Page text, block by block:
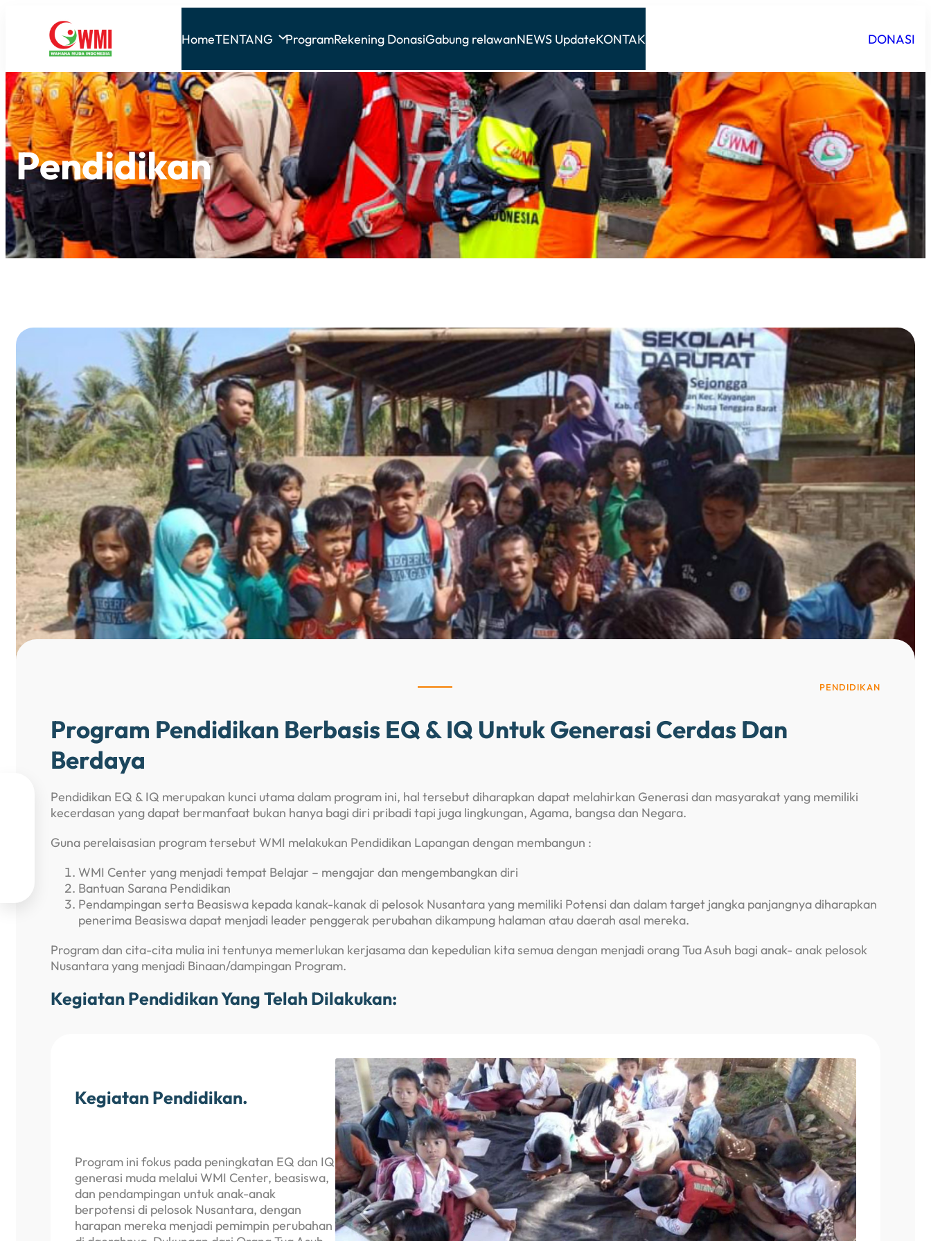
HomeTENTANG ProgramRekening DonasiGabung relawanNEWS UpdateKONTAK DONASI
Pendidikan
PENDIDIKAN
Program Pendidikan Berbasis EQ & IQ Untuk Generasi Cerdas Dan
Berdaya
Pendidikan EQ & IQ merupakan kunci utama dalam program ini, hal tersebut diharapkan dapat melahirkan Generasi dan masyarakat yang memiliki
kecerdasan yang dapat bermanfaat bukan hanya bagi diri pribadi tapi juga lingkungan, Agama, bangsa dan Negara.
Guna perelaisasian program tersebut WMI melakukan Pendidikan Lapangan dengan membangun :
WMI Center yang menjadi tempat Belajar – mengajar dan mengembangkan diri
Bantuan Sarana Pendidikan
Pendampingan serta Beasiswa kepada kanak-kanak di pelosok Nusantara yang memiliki Potensi dan dalam target jangka panjangnya diharapkan
penerima Beasiswa dapat menjadi leader penggerak perubahan dikampung halaman atau daerah asal mereka.
Program dan cita-cita mulia ini tentunya memerlukan kerjasama dan kepedulian kita semua dengan menjadi orang Tua Asuh bagi anak- anak pelosok
Nusantara yang menjadi Binaan/dampingan Program.
Kegiatan Pendidikan Yang Telah Dilakukan:
Kegiatan Pendidikan.
Program ini fokus pada peningkatan EQ dan IQ
generasi muda melalui WMI Center, beasiswa,
dan pendampingan untuk anak-anak
berpotensi di pelosok Nusantara, dengan
harapan mereka menjadi pemimpin perubahan